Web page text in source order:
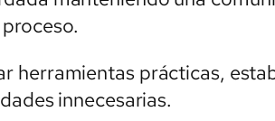
herramientas prácticas,
innecesarias.